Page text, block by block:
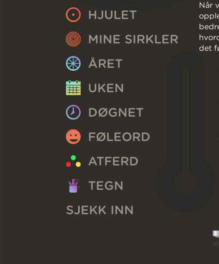
HJULET
MINE SIRKLER
ÅRET
UKEN
DØGNET
FØLEORD
ATFERD
TEGN
SJEKK INN
Når
det